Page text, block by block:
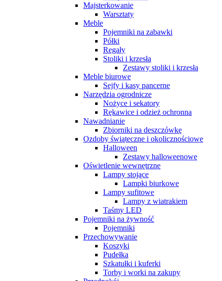
Majsterkowanie
Warsztaty
Meble
Pojemniki na zabawki
Półki
Regały
Stoliki i krzesła
Zestawy stoliki i krzesła
Meble biurowe
Sejfy i kasy pancerne
Narzędzia ogrodnicze
Nożyce i sekatory
Rękawice i odzież ochronna
Nawadnianie
Zbiorniki na deszczówkę
Ozdoby świąteczne i okolicznościowe
Halloween
Zestawy halloweenowe
Oświetlenie wewnętrzne
Lampy stojące
Lampki biurkowe
Lampy sufitowe
Lampy z wiatrakiem
Taśmy LED
Pojemniki na żywność
Pojemniki
Przechowywanie
Koszyki
Pudełka
Szkatułki i kuferki
Torby i worki na zakupy